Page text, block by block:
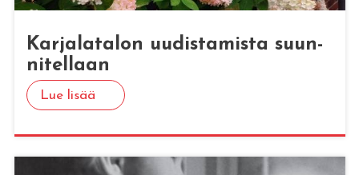
Kar­ja­la­ta­lon uu­dis­ta­mis­ta suun­
ni­tel­laan
Lue lisää